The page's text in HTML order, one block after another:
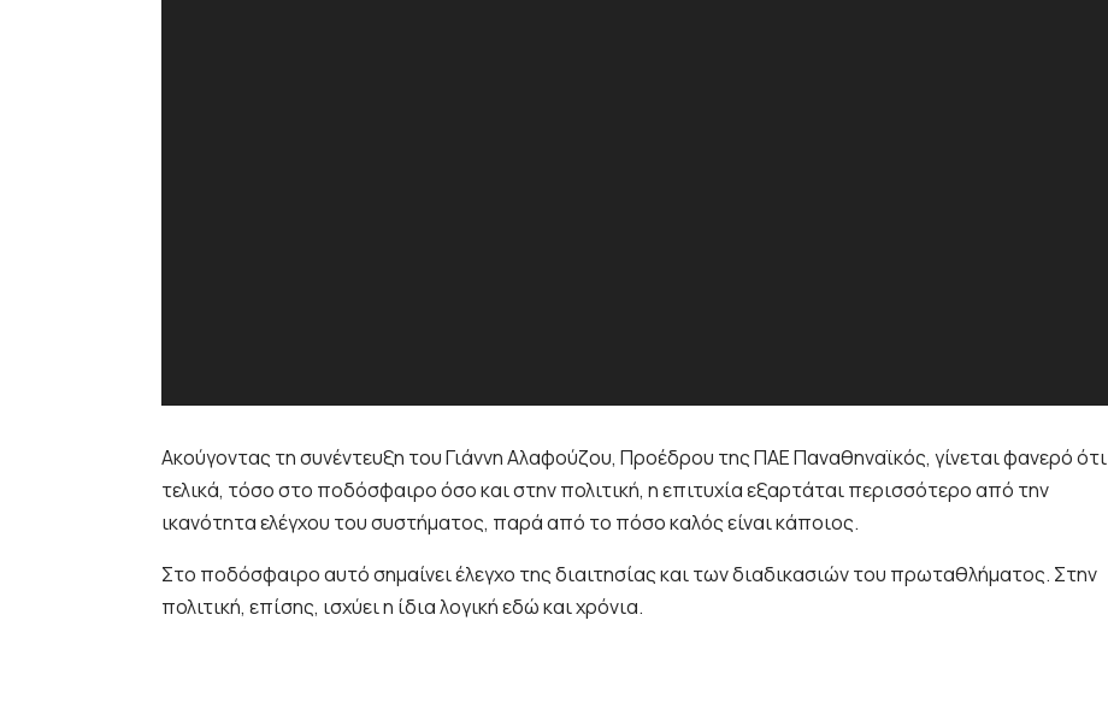
Ακούγοντας τη συνέντευξη του Γιάννη Αλαφούζου, Προέδρου της ΠΑΕ Παναθηναϊκός, γίνεται φανερό ότι
τελικά, τόσο στο ποδόσφαιρο όσο και στην πολιτική, η επιτυχία εξαρτάται περισσότερο από την
ικανότητα ελέγχου του συστήματος, παρά από το πόσο καλός είναι κάποιος.
Στο ποδόσφαιρο αυτό σημαίνει έλεγχο της διαιτησίας και των διαδικασιών του πρωταθλήματος. Στην
πολιτική, επίσης, ισχύει η ίδια λογική εδώ και χρόνια.